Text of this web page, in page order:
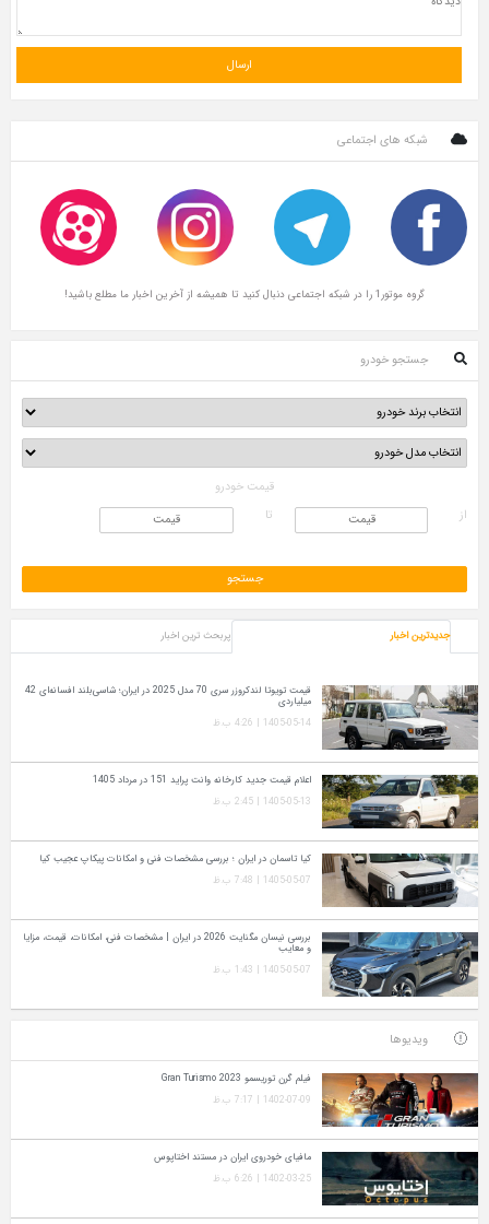
شبکه های اجتماعی
گروه موتور1 را در شبکه اجتماعی دنبال کنید تا همیشه از آخرین اخبار ما مطلع باشید!
جستجو خودرو
قیمت خودرو
از
تا
جدیدترین اخبار پربحث ترین اخبار
قیمت تویوتا لندکروزر سری 70 مدل 2025 در ایران؛ شاسی‌بلند افسانه‌ای 42
میلیاردی
1405-05-14 | 4:26 ب.ظ
اعلام قیمت جدید کارخانه وانت پراید 151 در مرداد 1405
1405-05-13 | 2:45 ب.ظ
کیا تاسمان در ایران ؛ بررسی مشخصات فنی و امکانات پیکاپ عجیب کیا
1405-05-07 | 7:48 ب.ظ
بررسی نیسان مگنایت 2026 در ایران | مشخصات فنی، امکانات، قیمت، مزایا
و معایب
1405-05-07 | 1:43 ب.ظ
ویدیوها
فیلم گرن توریسمو Gran Turismo 2023
1402-07-09 | 7:17 ب.ظ
مافیای خودروی ایران در مستند اختاپوس
1402-03-25 | 6:26 ب.ظ